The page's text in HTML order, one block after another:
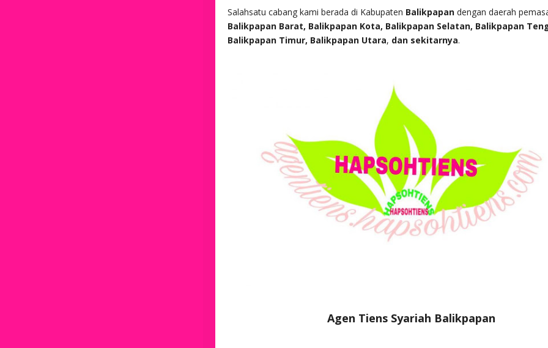
Salahsatu cabang kami berada di Kabupaten Balikpapan dengan daerah
Balikpapan Barat, Balikpapan Kota, Balikpapan Selatan, Balikpapan
Balikpapan Timur, Balikpapan Utara, dan sekitarnya.
Agen Tiens Syariah Balikpapan